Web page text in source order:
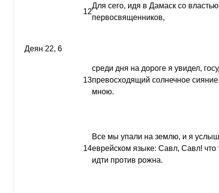
12
Для сего, идя в Дамаск со
первосвященников,
Деян 22, 6
13
среди дня на дороге я увидел,
превосходящий солнечное
мною.
14
Все мы упали на землю, и я
еврейском языке: Савл, Савл!
идти против рожна.